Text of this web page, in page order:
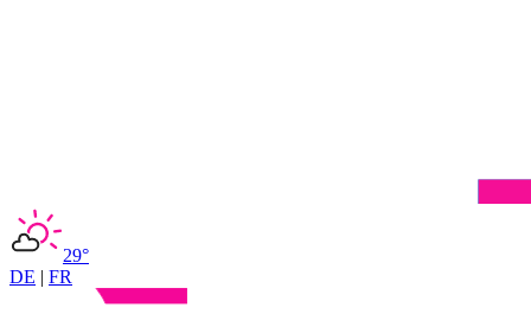
29°
DE | FR